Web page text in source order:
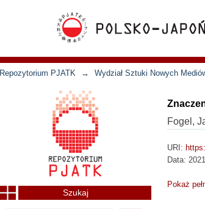
Repozytorium PJATK → Wydział Sztuki Nowych
Fogel,
URI:
Data:
Pokaż
Szukaj